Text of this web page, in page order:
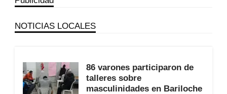
NOTICIAS LOCALES
86 varones participaron de
talleres sobre
masculinidades en Bariloche